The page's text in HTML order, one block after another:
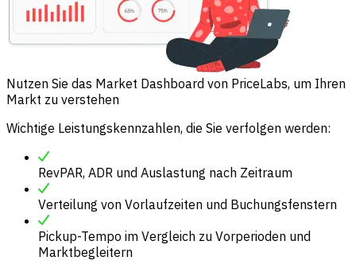
Nutzen Sie das Market Dashboard von PriceLabs, um Ihren
Markt zu verstehen
Wichtige Leistungskennzahlen, die Sie verfolgen werden:
RevPAR, ADR und Auslastung nach Zeitraum
Verteilung von Vorlaufzeiten und Buchungsfenstern
Pickup-Tempo im Vergleich zu Vorperioden und
Marktbegleitern